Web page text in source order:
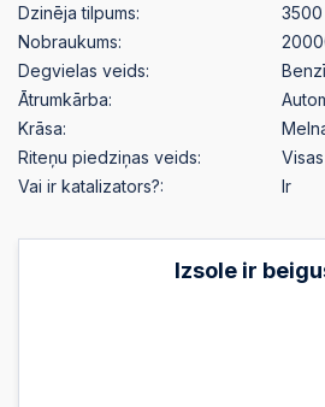
Dzinēja tilpums:
3500
Nobraukums:
Degvielas veids:
Ātrumkārba:
Krāsa:
Riteņu piedziņas veids:
Visas
Vai ir katalizators?:
Ir
Izsole ir